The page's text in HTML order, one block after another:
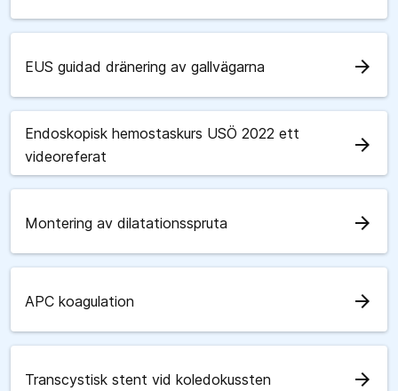
EUS guidad dränering av gallvägarna arrow_forward
Endoskopisk hemostaskurs USÖ 2022 ett
videoreferat
arrow_forward
Montering av dilatationsspruta arrow_forward
APC koagulation arrow_forward
Transcystisk stent vid koledokussten arrow_forward